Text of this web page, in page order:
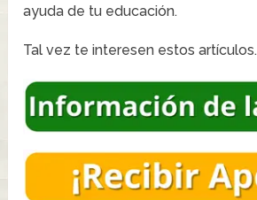
ayuda de tu educación.
Tal vez te interesen estos artículos.